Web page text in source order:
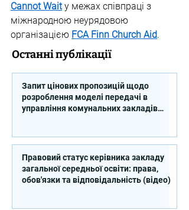
Cannot Wait у межах співпраці з
міжнародною неурядовою
організацією FCA Finn Church Aid.
Останні публікації
Запит цінових пропозицій щодо
розроблення моделі передачі в
управління комунальних закладів
Правовий статус керівника закладу
загальної середньої освіти: права,
обов'язки та відповідальність (відео)